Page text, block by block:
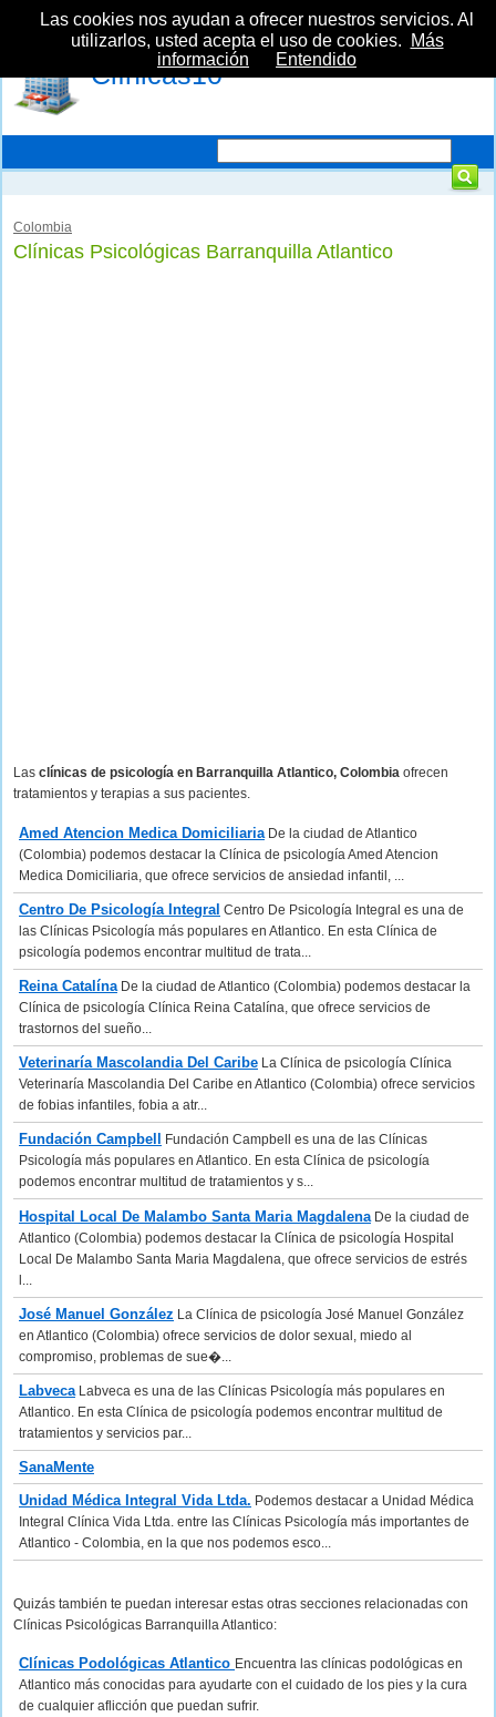
Clínicas10
Colombia
Clínicas Psicológicas Barranquilla Atlantico
Las clínicas de psicología en Barranquilla Atlantico, Colombia ofrecen
tratamientos y terapias a sus pacientes.
Amed Atencion Medica DomiciliariaDe la ciudad de Atlantico
(Colombia) podemos destacar la Clínica de psicología Amed Atencion
Medica Domiciliaria, que ofrece servicios de ansiedad infantil, ...
Centro De Psicología Integral Centro De Psicología Integral es una de
las Clínicas Psicología más populares en Atlantico. En esta Clínica de
psicología podemos encontrar multitud de trata...
Reina CatalínaDe la ciudad de Atlantico (Colombia) podemos destacar la
Clínica de psicología Clínica Reina Catalína, que ofrece servicios de
trastornos del sueño...
Veterinaría Mascolandia Del Caribe La Clínica de psicología Clínica
Veterinaría Mascolandia Del Caribe en Atlantico (Colombia) ofrece servicios
de fobias infantiles, fobia a atr...
Fundación Campbell
Fundación Campbell es una de las Clínicas
Psicología más populares en Atlantico. En esta Clínica de psicología
podemos encontrar multitud de tratamientos y s...
Hospital Local De Malambo Santa Maria MagdalenaDe la ciudad de
Atlantico (Colombia) podemos destacar la Clínica de psicología Hospital
Local De Malambo Santa Maria Magdalena, que ofrece servicios de estrés
l...
José Manuel González La Clínica de psicología José Manuel González
en Atlantico (Colombia) ofrece servicios de dolor sexual, miedo al
compromiso, problemas de sue�...
LabvecaLabveca es una de las Clínicas Psicología más populares en
Atlantico. En esta Clínica de psicología podemos encontrar multitud de
tratamientos y servicios par...
SanaMente
Unidad Médica Integral Vida Ltda. Podemos destacar a Unidad Médica
Integral Clínica Vida Ltda. entre las Clínicas Psicología más importantes de
Atlantico - Colombia, en la que nos podemos esco...
Quizás también te puedan interesar estas otras secciones relacionadas con
Clínicas Psicológicas Barranquilla Atlantico:
Clínicas Podológicas Atlantico Encuentra las clínicas podológicas en
Atlantico más conocidas para ayudarte con el cuidado de los pies y la cura
de cualquier aflicción que puedan sufrir.
Las cookies nos ayudan a ofrecer nuestros servicios. Al
utilizarlos, usted acepta el uso de cookies.
Más
información
Entendido